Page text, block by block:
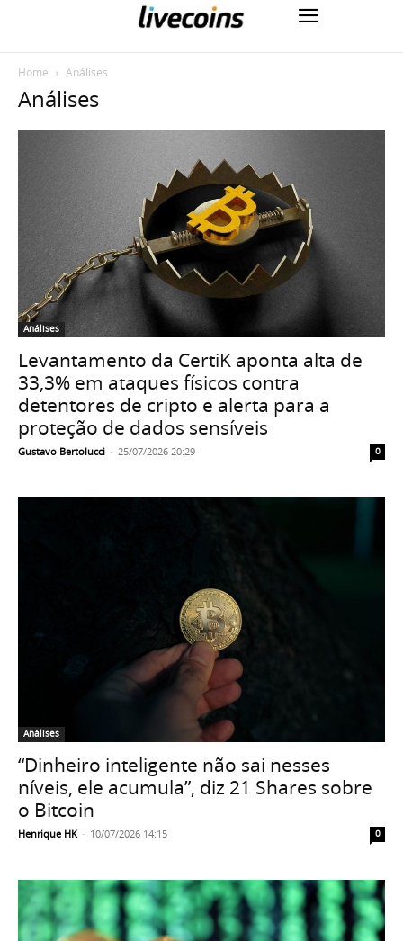
Home Análises
Análises
Análises
Levantamento da CertiK aponta alta de
33,3% em ataques físicos contra
detentores de cripto e alerta para a
proteção de dados sensíveis
Gustavo Bertolucci - 25/07/2026 20:29 0
Análises
“Dinheiro inteligente não sai nesses
níveis, ele acumula”, diz 21 Shares sobre
o Bitcoin
Henrique HK - 10/07/2026 14:15 0